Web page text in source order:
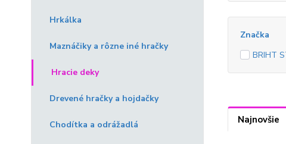
Hrkálka
Maznáčiky a rôzne iné hračky
Hracie deky
Drevené hračky a hojdačky
Chodítka a odrážadlá
Značka
BRIHT
Najnovšie